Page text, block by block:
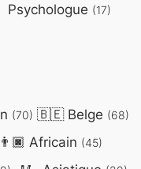
Psychologue (17)
(70) 🇧🇪Belge (68)
👨🏿 Africain (45)